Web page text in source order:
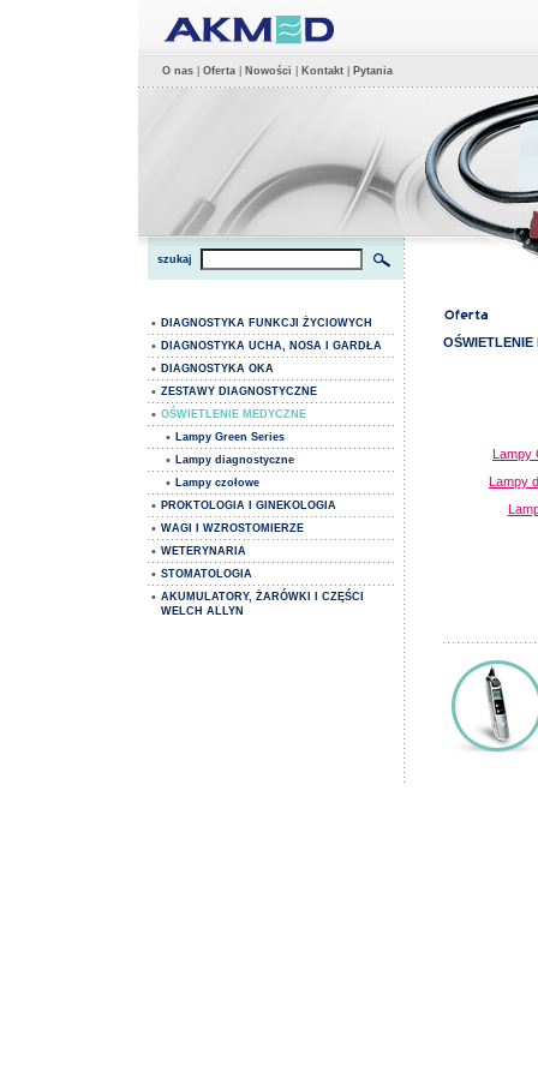
O nas Oferta Nowości Kontakt Pytania
szukaj
• DIAGNOSTYKA FUNKCJI ŻYCIOWYCH
• DIAGNOSTYKA UCHA, NOSA I GARDŁA
• DIAGNOSTYKA OKA
• ZESTAWY DIAGNOSTYCZNE
• OŚWIETLENIE MEDYCZNE
• Lampy Green Series
• Lampy diagnostyczne
• Lampy czołowe
• PROKTOLOGIA I GINEKOLOGIA
• WAGI I WZROSTOMIERZE
• WETERYNARIA
• STOMATOLOGIA
• AKUMULATORY, ŻARÓWKI I CZĘŚCI
WELCH ALLYN
OŚWIETLENIE
Lampy
Lampy